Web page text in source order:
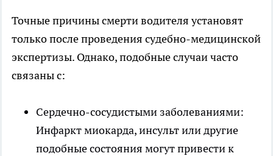
Точные причины смерти водителя установят
только после проведения судебно-медицинской
экспертизы. Однако, подобные случаи часто
связаны с:
Сердечно-сосудистыми заболеваниями:
Инфаркт миокарда, инсульт или другие
подобные состояния могут привести к